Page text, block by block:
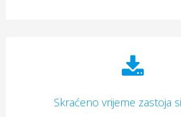
Skraćeno vrijeme zastoja